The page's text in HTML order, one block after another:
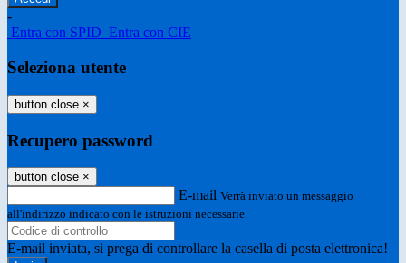
-
Entra con SPID Entra con CIE
Seleziona utente
button close ×
Recupero password
button close ×
E-mail Verrà inviato un messaggio
all'indirizzo indicato con le istruzioni necessarie.
E-mail inviata, si prega di controllare la casella di posta elettronica!